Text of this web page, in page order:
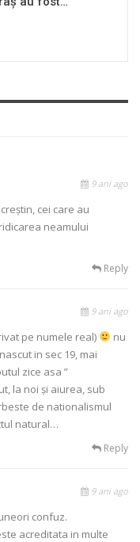
9 ani ago
cei care au
neamului
Reply
9 ani ago
pe numele real)
nu
in sec 19, mai
zice asa ”
la noi şi aiurea, sub
de nationalismul
natural…
Reply
9 ani ago
confuz.
acreditata in multe